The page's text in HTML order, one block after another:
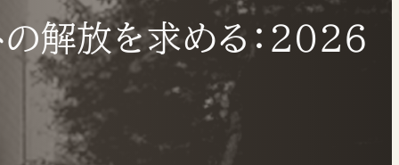
の解放を求める：2026